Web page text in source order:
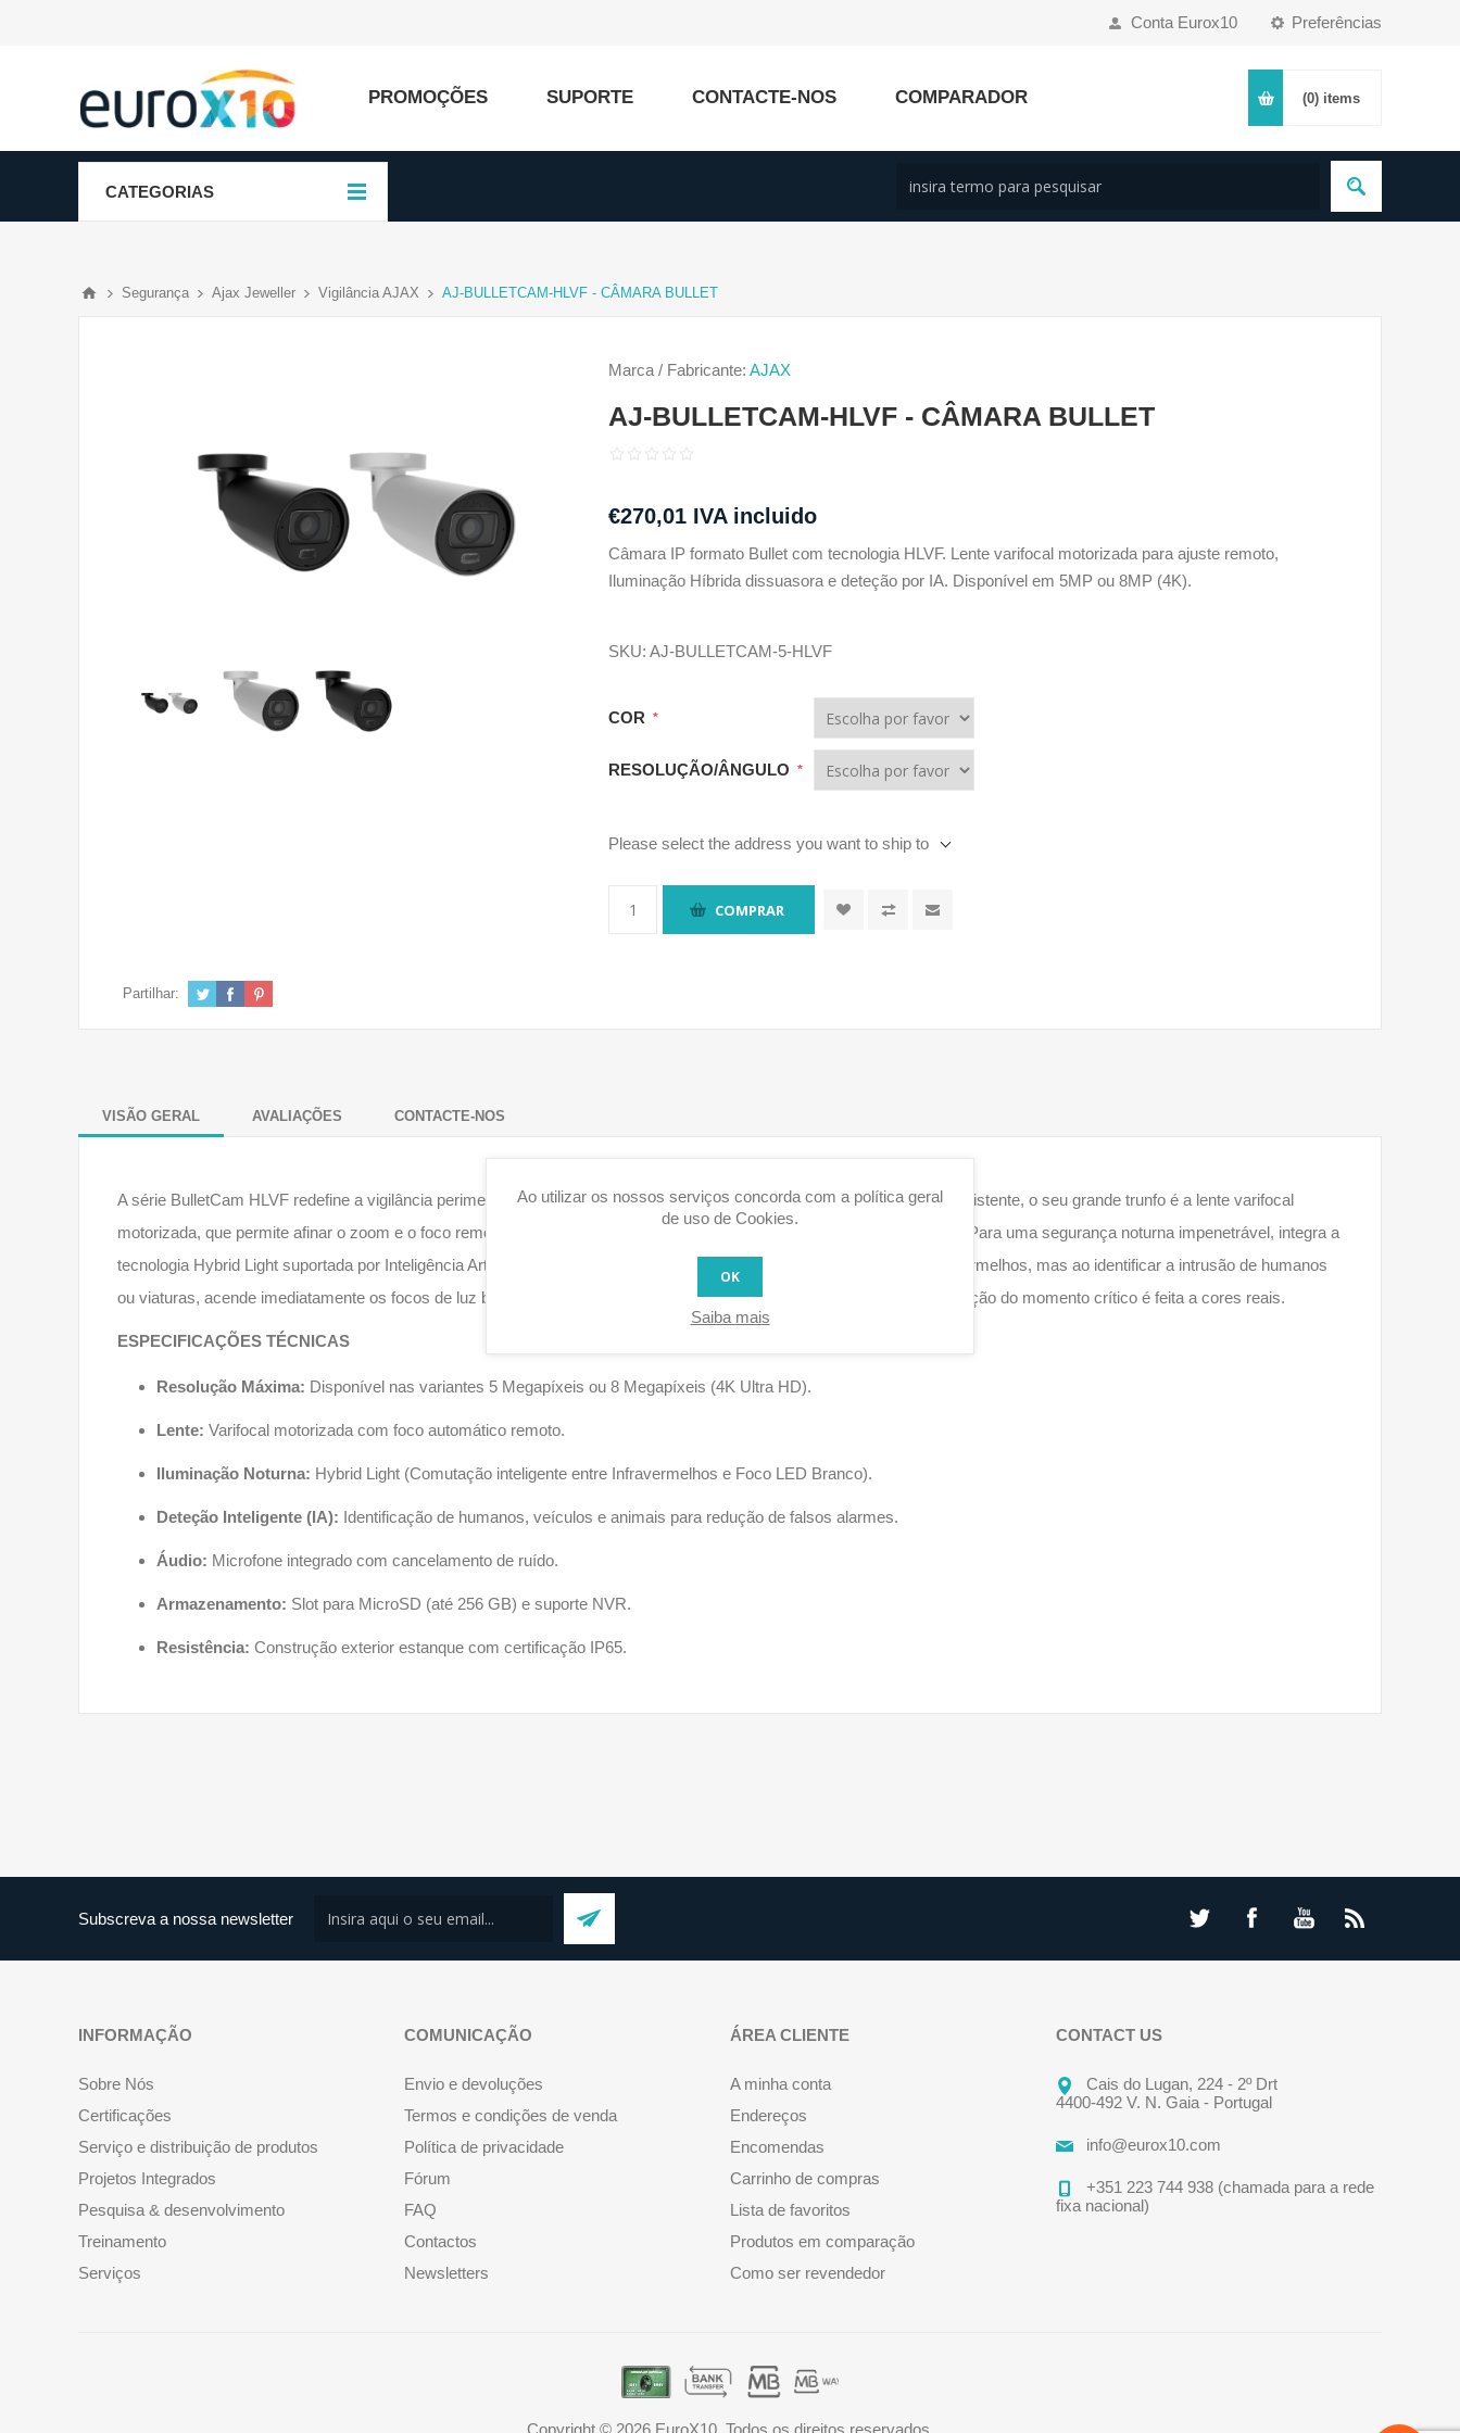
Preferências
Conta Eurox10
PROMOÇÕES SUPORTE CONTACTE-NOS COMPARADOR (0) items
CATEGORIAS
Segurança Ajax Jeweller Vigilância AJAX AJ-BULLETCAM-HLVF - CÂMARA BULLET
Marca / Fabricante: AJAX
AJ-BULLETCAM-HLVF - CÂMARA BULLET
€270,01 IVA incluido
Câmara IP formato Bullet com tecnologia HLVF. Lente varifocal motorizada para ajuste remoto,
Iluminação Híbrida dissuasora e deteção por IA. Disponível em 5MP ou 8MP (4K).
SKU: AJ-BULLETCAM-5-HLVF
COR *
RESOLUÇÃO/ÂNGULO *
Please select the address you want to ship to
COMPRAR
Partilhar:
VISÃO GERAL AVALIAÇÕES CONTACTE-NOS
A série BulletCam HLVF redefine a vigilância perimetral de alta performance. Desenhada num chassi tubular metálico resistente, o seu grande trunfo é a lente varifocal
motorizada, que permite afinar o zoom e o foco remotamente através da aplicação, eliminando ajustes físicos morosos. Para uma segurança noturna impenetrável, integra a
tecnologia Hybrid Light suportada por Inteligência Artificial. A câmara monitoriza o espaço de forma furtiva usando infravermelhos, mas ao identificar a intrusão de humanos
ou viaturas, acende imediatamente os focos de luz branca. Isto gera um forte impacto dissuasor e assegura que a gravação do momento crítico é feita a cores reais.
ESPECIFICAÇÕES TÉCNICAS
Resolução Máxima: Disponível nas variantes 5 Megapíxeis ou 8 Megapíxeis (4K Ultra HD).
Lente: Varifocal motorizada com foco automático remoto.
Iluminação Noturna: Hybrid Light (Comutação inteligente entre Infravermelhos e Foco LED Branco).
Deteção Inteligente (IA): Identificação de humanos, veículos e animais para redução de falsos alarmes.
Áudio: Microfone integrado com cancelamento de ruído.
Armazenamento: Slot para MicroSD (até 256 GB) e suporte NVR.
Resistência: Construção exterior estanque com certificação IP65.
Subscreva a nossa newsletter
INFORMAÇÃO
Sobre Nós
Certificações
Serviço e distribuição de produtos
Projetos Integrados
Pesquisa & desenvolvimento
Treinamento
Serviços
COMUNICAÇÃO
Envio e devoluções
Termos e condições de venda
Política de privacidade
Fórum
FAQ
Contactos
Newsletters
ÁREA CLIENTE
A minha conta
Endereços
Encomendas
Carrinho de compras
Lista de favoritos
Produtos em comparação
Como ser revendedor
CONTACT US
Cais do Lugan, 224 - 2º Drt
4400-492 V. N. Gaia - Portugal
info@eurox10.com
+351 223 744 938 (chamada para a rede
fixa nacional)
Copyright © 2026 EuroX10. Todos os direitos reservados.
Ao utilizar os nossos serviços concorda com a política geral
de uso de Cookies.
OK
Saiba mais